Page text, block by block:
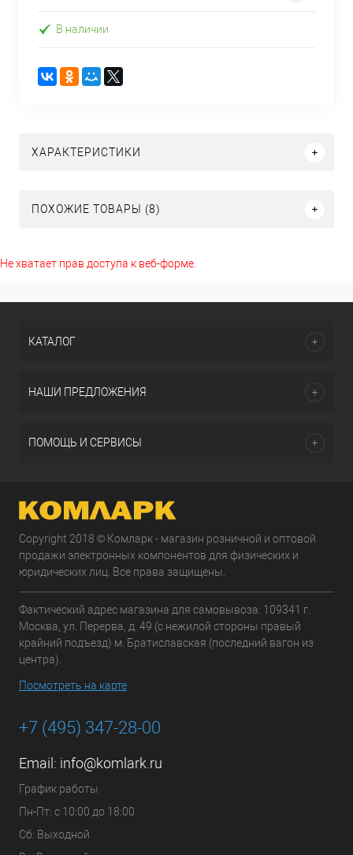
В наличии
ХАРАКТЕРИСТИКИ
ПОХОЖИЕ ТОВАРЫ (8)
Не хватает прав доступа к веб-форме.
КАТАЛОГ
НАШИ ПРЕДЛОЖЕНИЯ
ПОМОЩЬ И СЕРВИСЫ
Copyright 2018 © Комларк - магазин розничной и оптовой
продажи электронных компонентов для физических и
юридических лиц. Все права защищены.
Фактический адрес магазина для самовывоза: 109341 г.
Москва, ул. Перерва, д. 49 (с нежилой стороны правый
крайний подъезд) м. Братиславская (последний вагон из
центра).
Посмотреть на карте
+7 (495) 347-28-00
Email: info@komlark.ru
График работы
Пн-Пт: с 10:00 до 18:00
Сб: Выходной